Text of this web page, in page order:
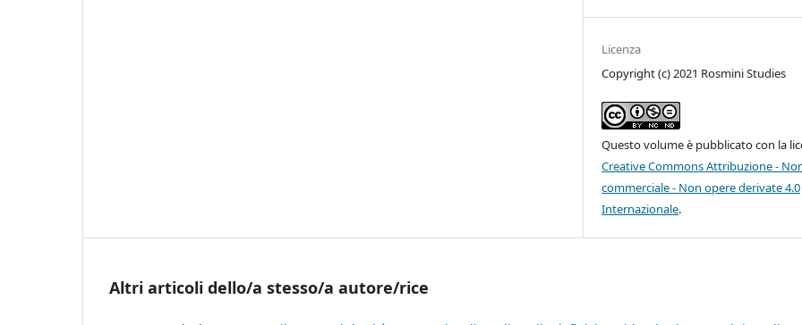
Licenza
Copyright (c) 2021 Rosmini Studies
Questo volume è pubblicato con la
Creative Commons Attribuzione -
commerciale - Non opere derivate 4.0
Internazionale.
Altri articoli dello/a stesso/a autore/rice